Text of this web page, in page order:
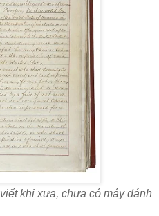
khi xưa, chưa có máy đánh